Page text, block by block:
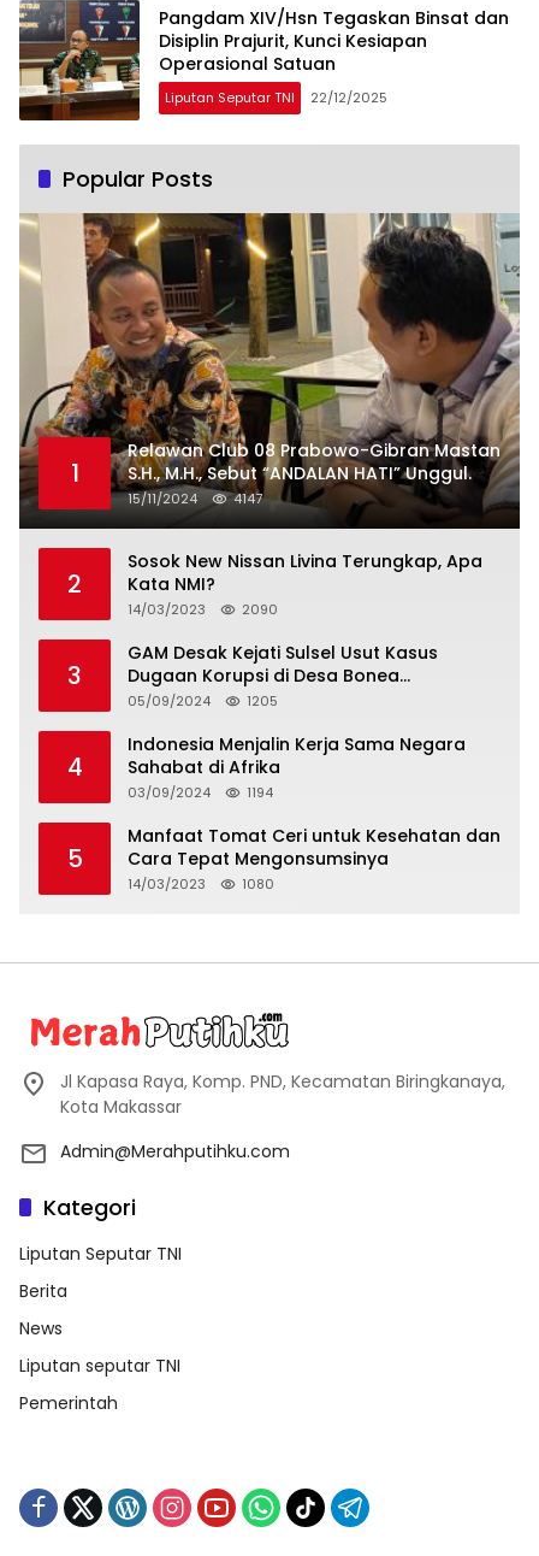
Pangdam XIV/Hsn Tegaskan Binsat dan
Disiplin Prajurit, Kunci Kesiapan
Operasional Satuan
Liputan Seputar TNI 22/12/2025
Popular Posts
1
Relawan Club 08 Prabowo-Gibran Mastan
S.H., M.H., Sebut “ANDALAN HATI” Unggul.
15/11/2024 4147
2
Sosok New Nissan Livina Terungkap, Apa
Kata NMI?
14/03/2023 2090
3
GAM Desak Kejati Sulsel Usut Kasus
Dugaan Korupsi di Desa Bonea
Kabupeten Kepulauan Selayar
05/09/2024 1205
4
Indonesia Menjalin Kerja Sama Negara
Sahabat di Afrika
03/09/2024 1194
5
Manfaat Tomat Ceri untuk Kesehatan dan
Cara Tepat Mengonsumsinya
14/03/2023 1080
Jl Kapasa Raya, Komp. PND, Kecamatan Biringkanaya,
Kota Makassar
Admin@Merahputihku.com
Kategori
Liputan Seputar TNI
Berita
News
Liputan seputar TNI
Pemerintah